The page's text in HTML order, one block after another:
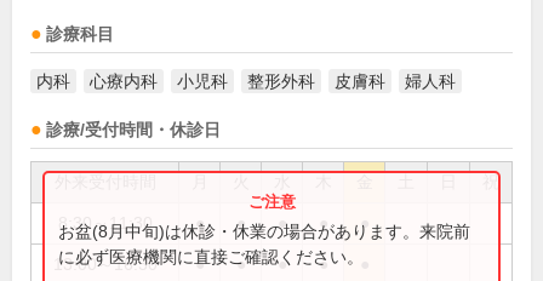
診療科目
内科 心療内科 小児科 整形外科 皮膚科 婦人科
診療/受付時間・休診日
祝
8:30～11:30 ● ● ● ● ●
13:00～16:30 ● ● ● ●
お盆(8月中旬)は休診・休業の場合があります。来院前
に必ず医療機関に直接ご確認ください。